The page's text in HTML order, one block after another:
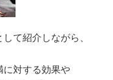
て紹介しながら、
に対する効果や